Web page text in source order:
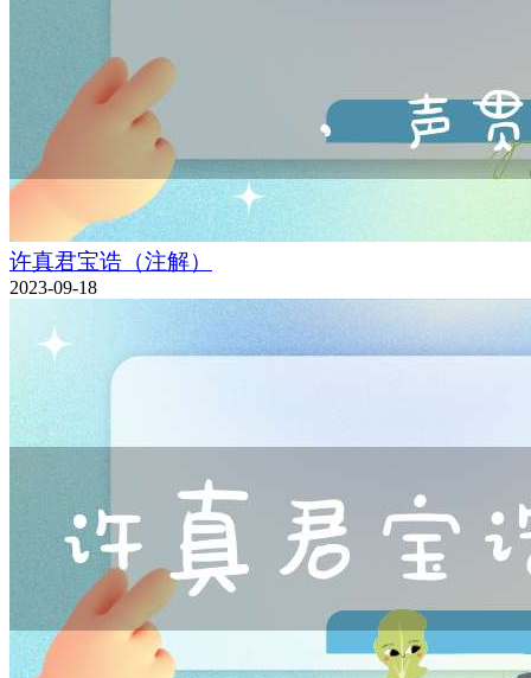
许真君宝诰（注解）
2023-09-18